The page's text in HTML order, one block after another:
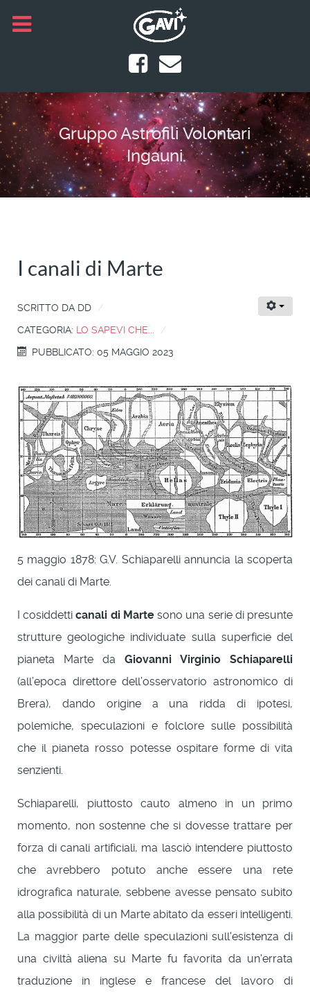
Gruppo Astrofili Volontari
Ingauni
I canali di Marte
SCRITTO DA DD
CATEGORIA: LO SAPEVI CHE...
PUBBLICATO: 05 MAGGIO 2023
5 maggio 1878: G.V. Schiaparelli annuncia la scoperta
dei canali di Marte.
I cosiddetticanali di Martesono una serie di presunte
strutture geologiche individuate sulla superficie del
pianeta Marte da Giovanni Virginio Schiaparelli
(all’epoca direttore dell’osservatorio astronomico di
Brera), dando origine a una ridda di ipotesi,
polemiche, speculazioni e folclore sulle possibilità
che il pianeta rosso potesse ospitare forme di vita
senzienti.
Schiaparelli, piuttosto cauto almeno in un primo
momento, non sostenne che si dovesse trattare per
forza di canali artificiali, ma lasciò intendere piuttosto
che avrebbero potuto anche essere una rete
idrografica naturale, sebbene avesse pensato subito
alla possibilità di un Marte abitato da esseri intelligenti.
La maggior parte delle speculazioni sull'esistenza di
una civiltà aliena su Marte fu favorita da un'errata
traduzione in inglese e francese del lavoro di